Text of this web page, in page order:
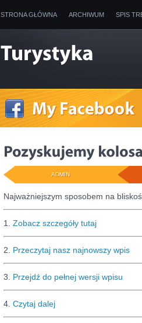
STRONA GŁÓWNA ARCHIWUM SPIS
ADMIN
Najważniejszym sposobem na
1. Zobacz szczegóły tutaj
2. Przeczytaj nasz najnowszy wpis
3. Przejdź do pełnej wersji wpisu
4. Czytaj dalej